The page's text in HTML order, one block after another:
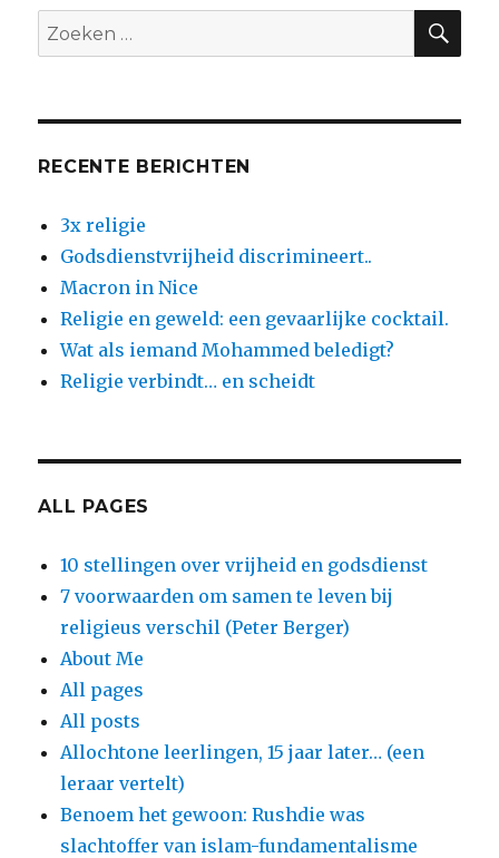
Zoeken
naar:
RECENTE BERICHTEN
3x religie
Godsdienstvrijheid discrimineert..
Macron in Nice
Religie en geweld: een gevaarlijke cocktail.
Wat als iemand Mohammed beledigt?
Religie verbindt… en scheidt
ALL PAGES
10 stellingen over vrijheid en godsdienst
7 voorwaarden om samen te leven bij
religieus verschil (Peter Berger)
About Me
All pages
All posts
Allochtone leerlingen, 15 jaar later… (een
leraar vertelt)
Benoem het gewoon: Rushdie was
slachtoffer van islam-fundamentalisme